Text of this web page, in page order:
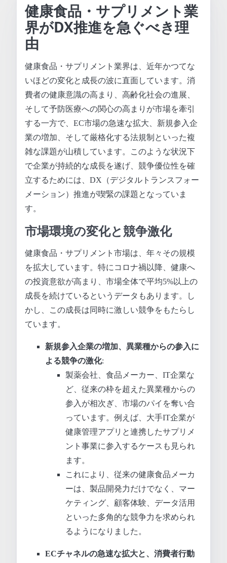
健康食品・サプリメント業
界がDX推進を急ぐべき理
由
健康食品・サプリメント業界は、近年かつてな
いほどの変化と成長の波に直面しています。消
費者の健康意識の高まり、高齢化社会の進展、
そして予防医療への関心の高まりが市場を牽引
する一方で、EC市場の急速な拡大、新規参入企
業の増加、そして厳格化する法規制といった複
雑な課題が山積しています。このような状況下
で企業が持続的な成長を遂げ、競争優位性を確
立するためには、DX（デジタルトランスフォー
メーション）推進が喫緊の課題となっていま
す。
市場環境の変化と競争激化
健康食品・サプリメント市場は、年々その規模
を拡大しています。特にコロナ禍以降、健康へ
の投資意欲が高まり、市場全体で平均5%以上の
成長を続けているというデータもあります。し
かし、この成長は同時に激しい競争をもたらし
ています。
新規参入企業の増加、異業種からの参入に
よる競争の激化:
製薬会社、食品メーカー、IT企業な
ど、従来の枠を超えた異業種からの
参入が相次ぎ、市場のパイを奪い合
っています。例えば、大手IT企業が
健康管理アプリと連携したサプリメ
ント事業に参入するケースも見られ
ます。
これにより、従来の健康食品メーカ
ーは、製品開発力だけでなく、マー
ケティング、顧客体験、データ活用
といった多角的な競争力を求められ
るようになりました。
ECチャネルの急速な拡大と、消費者行動